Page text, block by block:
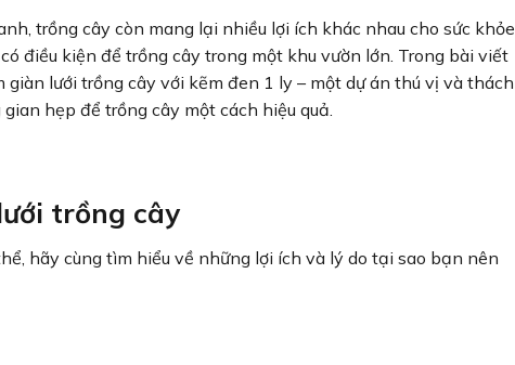
trồng cây còn mang lại nhiều lợi ích khác nhau cho sức khỏe
điều kiện để trồng cây trong một khu vườn lớn. Trong bài viết
lưới trồng cây với kẽm đen 1 ly – một dự án thú vị và thách
hẹp để trồng cây một cách hiệu quả.
trồng cây
hãy cùng tìm hiểu về những lợi ích và lý do tại sao bạn nên